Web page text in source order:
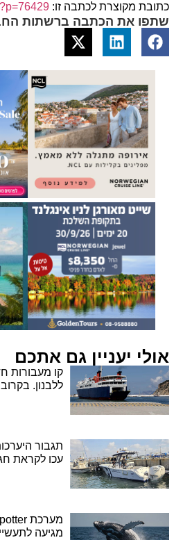
כתובת מקוצרת לכתבה זו:
שתפו את הכתבה ברשתות
אולי יעניין גם אתכם
קו מעבורות
ללבנון.
תגבור
עכו לקראת
מגיעה